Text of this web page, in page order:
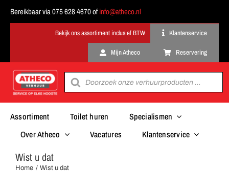
Bereikbaar via 075 628 4670 ofinfo@atheco.nl
Klantenservice
Mijn Atheco Reservering
Producten
zoeken
Assortiment Toilet huren
Specialismen
Over Atheco
Vacatures Klantenservice
Wist u dat
Home Wist u dat